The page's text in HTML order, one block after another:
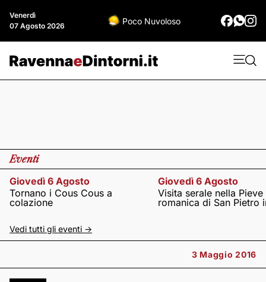
Venerdì
07 Agosto 2026
Poco Nuvoloso
Eventi
Giovedì 6 Agosto
Tornano i Cous Cous a
colazione
Giovedì 6 Agosto
Visita serale nella Pieve
romanica di San Pietro
Vedi tutti gli eventi ->
3 Maggio 2016